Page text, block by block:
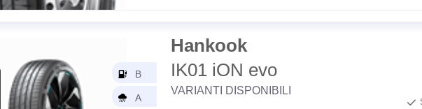
Hankook
IK01 iON evo
VARIANTI DISPONIBILI